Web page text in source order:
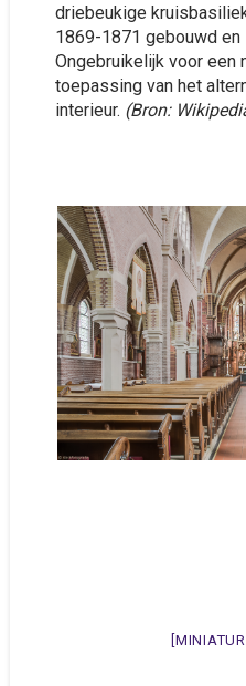
driebeukige
1869-1871 gebouwd
Ongebruikelijk voor een
toepassing van het
interieur. (Bron: